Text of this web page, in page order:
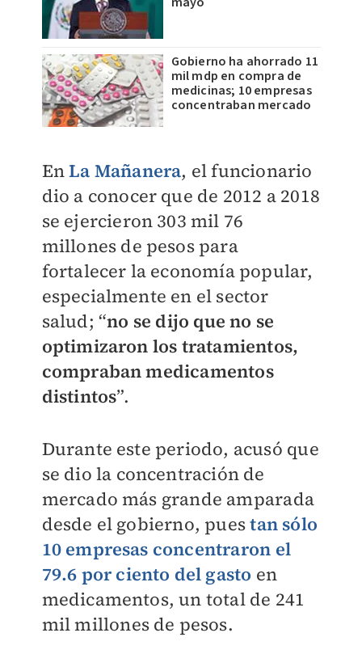
Gobierno ha ahorrado 11
mil mdp en compra de
medicinas; 10 empresas
concentraban mercado
EnLa Mañanera, el funcionario
dio a conocer que de 2012 a 2018
se ejercieron 303 mil 76
millones de pesos para
fortalecer la economía popular,
especialmente en el sector
salud; “no se dijo que no se
optimizaron los tratamientos,
compraban medicamentos
distintos”.
Durante este periodo, acusó que
se dio la concentración de
mercado más grande amparada
desde el gobierno, puestan sólo
10 empresas concentraron el
79.6 por ciento del gasto en
medicamentos, un total de 241
mil millones de pesos.